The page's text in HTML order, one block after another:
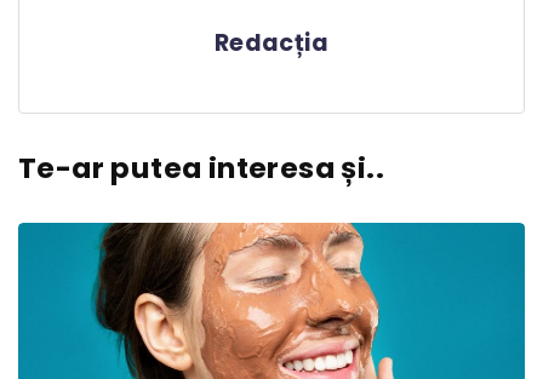
Redacția
Te-ar putea interesa și..